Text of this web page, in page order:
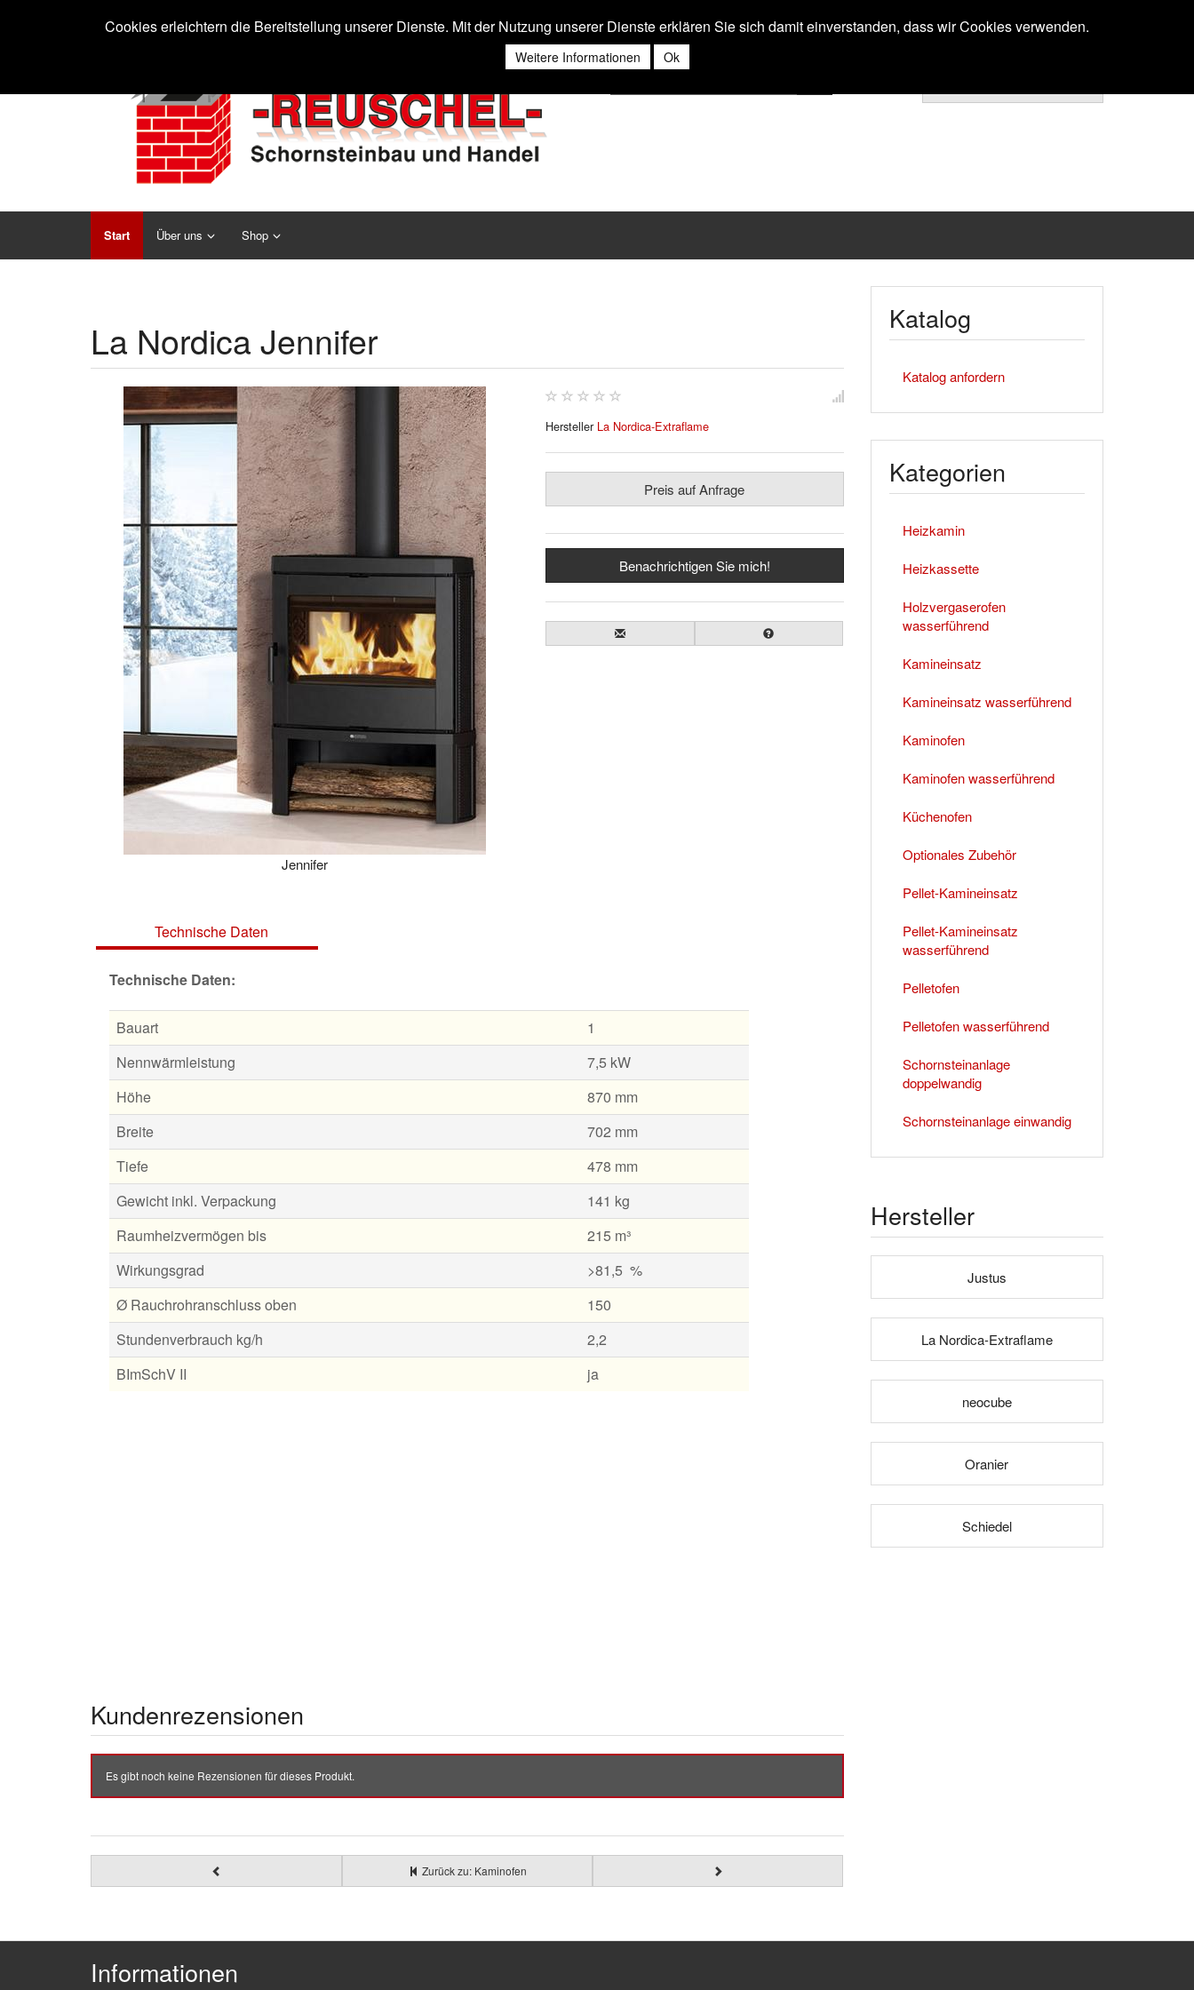
Start Über uns Shop
La Nordica Jennifer
Jennifer
Hersteller La Nordica-Extraflame
Preis auf Anfrage
Benachrichtigen Sie mich!
Technische Daten
Technische Daten:
Bauart
1
Nennwärmleistung
7,5 kW
Höhe
870 mm
Breite
702 mm
Tiefe
478 mm
Gewicht inkl. Verpackung
141 kg
Raumheizvermögen bis
215 m³
Wirkungsgrad
>81,5 %
Ø Rauchrohranschluss oben
150
Stundenverbrauch kg/h
2,2
BImSchV II
ja
Kundenrezensionen
Es gibt noch keine Rezensionen für dieses Produkt.
Zurück zu: Kaminofen
Katalog
Katalog anfordern
Kategorien
Heizkamin
Heizkassette
Holzvergaserofen
wasserführend
Kamineinsatz
Kamineinsatz wasserführend
Kaminofen
Kaminofen wasserführend
Küchenofen
Optionales Zubehör
Pellet-Kamineinsatz
Pellet-Kamineinsatz
wasserführend
Pelletofen
Pelletofen wasserführend
Schornsteinanlage
doppelwandig
Schornsteinanlage einwandig
Hersteller
Justus
La Nordica-Extraflame
neocube
Oranier
Schiedel
Informationen
Cookies erleichtern die Bereitstellung unserer Dienste. Mit der Nutzung unserer Dienste erklären Sie sich damit einverstanden, dass wir Cookies verwenden.
Weitere Informationen Ok